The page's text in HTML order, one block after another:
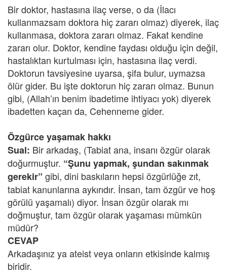
Bir doktor, hastasına ilaç verse, o da (İlacı
kullanmazsam doktora hiç zararı olmaz) diyerek, ilaç
kullanmasa, doktora zararı olmaz. Fakat kendine
zararı olur. Doktor, kendine faydası olduğu için değil,
hastalıktan kurtulması için, hastasına ilaç verdi.
Doktorun tavsiyesine uyarsa, şifa bulur, uymazsa
ölür gider. Bu işte doktorun hiç zararı olmaz. Bunun
gibi, (Allah’ın benim ibadetime ihtiyacı yok) diyerek
ibadetten kaçan da, Cehenneme gider.
Özgürce yaşamak hakkı
Sual: Bir arkadaş, (Tabiat ana, insanı özgür olarak
doğurmuştur. “Şunu yapmak, şundan sakınmak
gerekir” gibi, dini baskıların hepsi özgürlüğe zıt,
tabiat kanunlarına aykırıdır. İnsan, tam özgür ve hoş
görülü yaşamalı) diyor. İnsan özgür olarak mı
doğmuştur, tam özgür olarak yaşaması mümkün
müdür?
CEVAP
Arkadaşınız ya ateist veya onların etkisinde kalmış
biridir.